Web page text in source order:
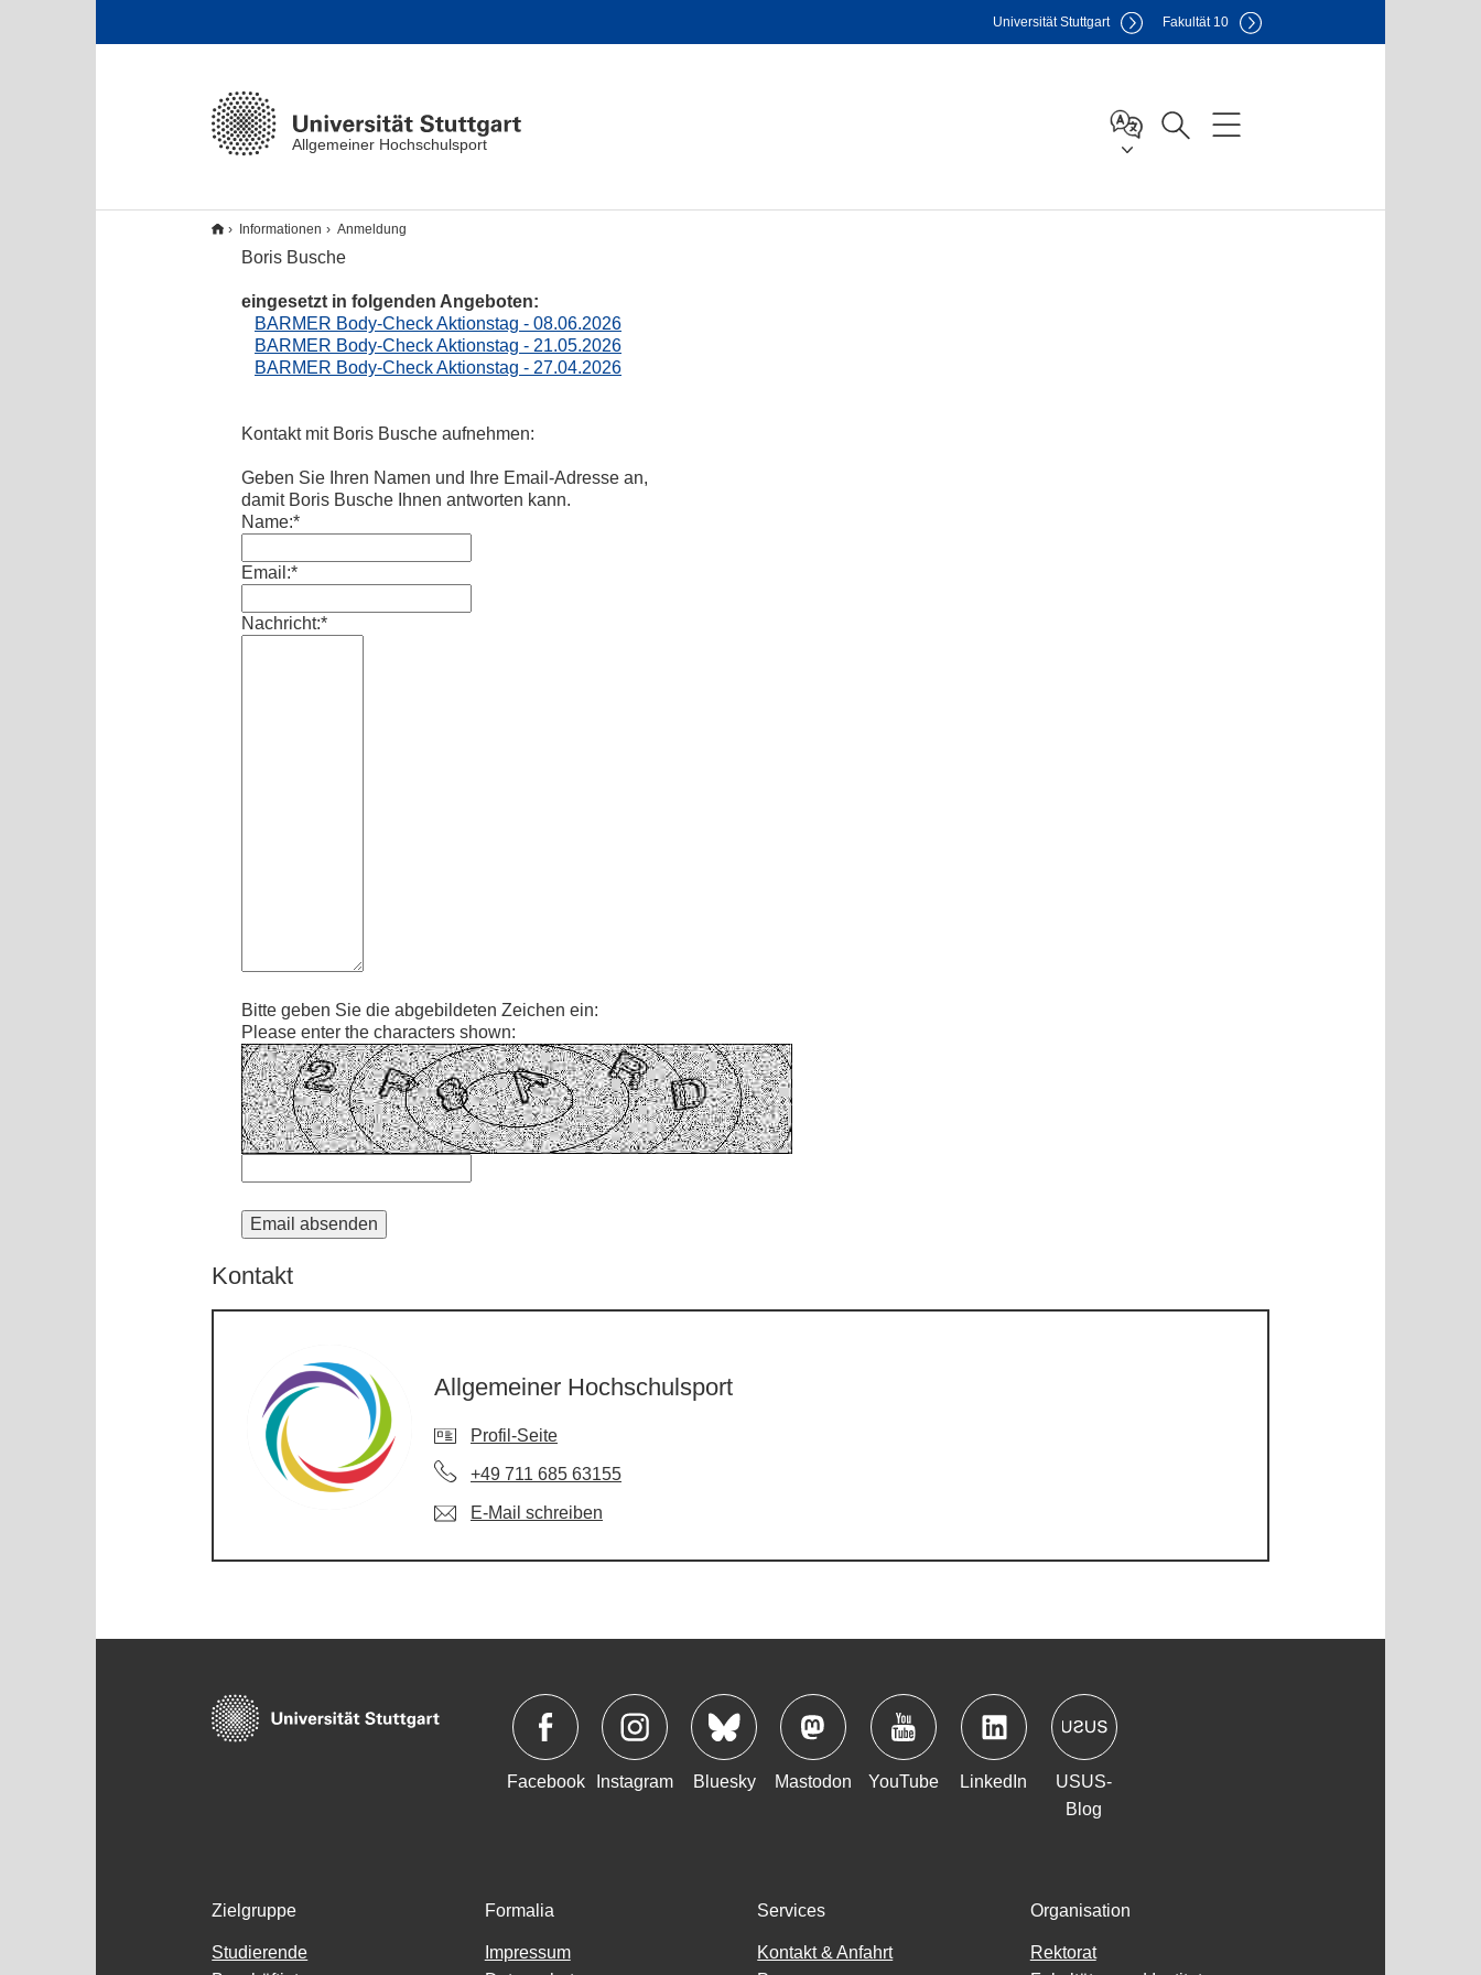
Allgemeiner Hochschulsport
Universität Stuttgart Fakultät 10
Informationen Anmeldung
Boris Busche
eingesetzt in folgenden Angeboten:
BARMER Body-Check Aktionstag - 08.06.2026
BARMER Body-Check Aktionstag - 21.05.2026
BARMER Body-Check Aktionstag - 27.04.2026
Kontakt mit Boris Busche aufnehmen:
Geben Sie Ihren Namen und Ihre Email-Adresse an,
damit Boris Busche Ihnen antworten kann.
Name:*
Email:*
Nachricht:*
Bitte geben Sie die abgebildeten Zeichen ein:
Please enter the characters shown:
Kontakt
Allgemeiner Hochschulsport
Profil-Seite
+49 711 685 63155
E-Mail schreiben
Facebook Instagram Bluesky Mastodon YouTube LinkedIn
USUS-
Blog
Zielgruppe
Studierende
Formalia
Impressum
Services
Kontakt & Anfahrt
Organisation
Rektorat